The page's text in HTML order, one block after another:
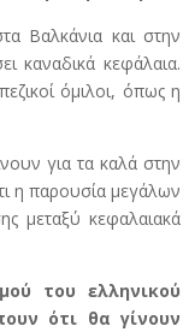
Βαλκάνια και στην
καναδικά κεφάλαια.
όμιλοι, όπως η
για τα καλά στην
η παρουσία μεγάλων
μεταξύ κεφαλαιακά
του ελληνικού
ότι θα γίνουν